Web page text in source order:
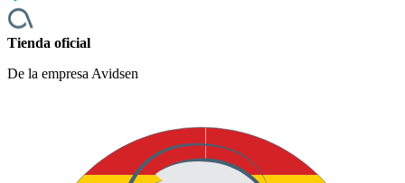
Tienda oficial
De la empresa Avidsen